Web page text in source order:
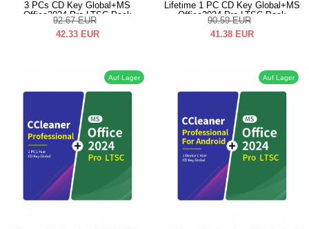
3 PCs CD Key Global+MS
Office2024 Pro LTSC Pack
92.67 EUR
42.33 EUR
Lifetime 1 PC CD Key Global+MS
Office2024 Pro LTSC Pack
90.59 EUR
41.38 EUR
Auf Lager Auf Lager